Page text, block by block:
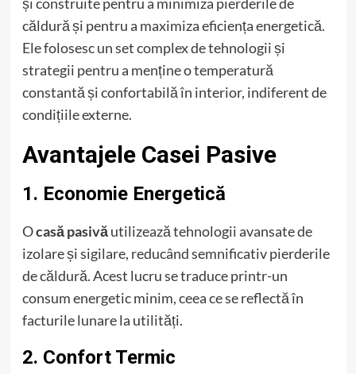
căldură și pentru a maximiza eficiența energetică.
Ele folosesc un set complex de tehnologii și
strategii pentru a menține o temperatură
constantă și confortabilă în interior, indiferent de
condițiile externe.
Avantajele Casei Pasive
1. Economie Energetică
Ocasă pasivăutilizează tehnologii avansate de
izolare și sigilare, reducând semnificativ pierderile
de căldură. Acest lucru se traduce printr-un
consum energetic minim, ceea ce se reflectă în
facturile lunare la utilități.
2. Confort Termic